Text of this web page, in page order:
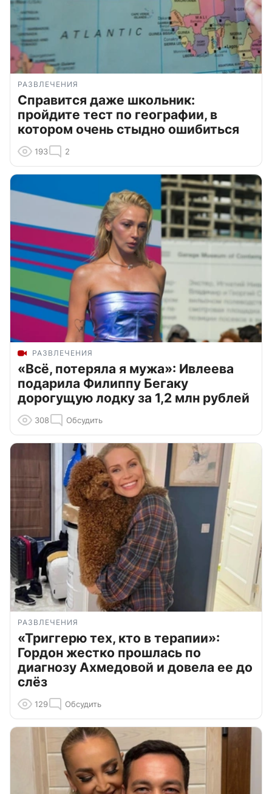
РАЗВЛЕЧЕНИЯ
Справится даже школьник:
пройдите тест по географии, в
котором очень стыдно ошибиться
193 2
РАЗВЛЕЧЕНИЯ
«Всё, потеряла я мужа»: Ивлеева
подарила Филиппу Бегаку
дорогущую лодку за 1,2 млн рублей
308 Обсудить
РАЗВЛЕЧЕНИЯ
«Триггерю тех, кто в терапии»:
Гордон жестко прошлась по
диагнозу Ахмедовой и довела ее до
слёз
129 Обсудить